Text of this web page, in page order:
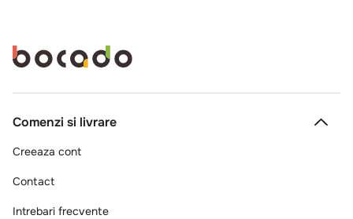
Comenzi si livrare
Creeaza cont
Contact
Intrebari frecvente